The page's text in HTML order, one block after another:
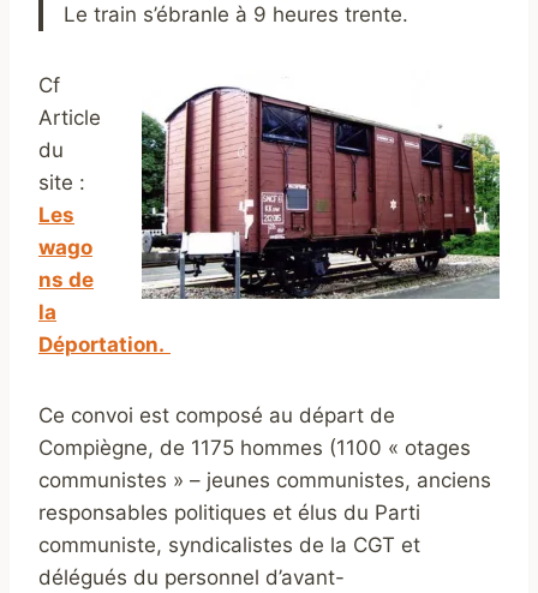
Le train s’ébranle à 9 heures trente.
Cf
Article
du
site :
Les
wago
ns de
la
Déportation.
Ce convoi est composé au départ de
Compiègne, de 1175 hommes (1100 « otages
communistes » – jeunes communistes, anciens
responsables politiques et élus du Parti
communiste, syndicalistes de la CGT et
délégués du personnel d’avant-